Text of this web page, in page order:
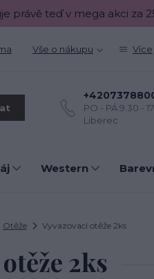
právě teď v mega akci za
Vše o nákupu Více
PO - PÁ 9.30 -
Liberec
Western
Otěže Vyvazovací otěže 2ks
2ks